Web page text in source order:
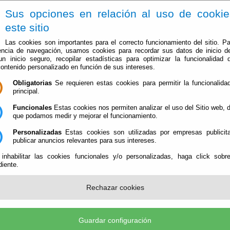
Sus opciones en relación al uso de
este sitio
Las cookies son importantes para el correcto funcionamiento del sitio.
de navegación, usamos cookies para recordar sus datos de inicio
inicio seguro, recopilar estadísticas para optimizar la funcionalidad
personalizado en función de sus intereses.
Obligatorias Se requieren estas cookies para permitir la
principal.
Funcionales Estas cookies nos permiten analizar el uso del Sitio web,
que podamos medir y mejorar el funcionamiento.
Personalizadas Estas cookies son utilizadas por empresas
publicar anuncios relevantes para sus intereses.
las cookies funcionales y/o personalizadas, haga click
Rechazar cookies
Guardar configuración
blank.png